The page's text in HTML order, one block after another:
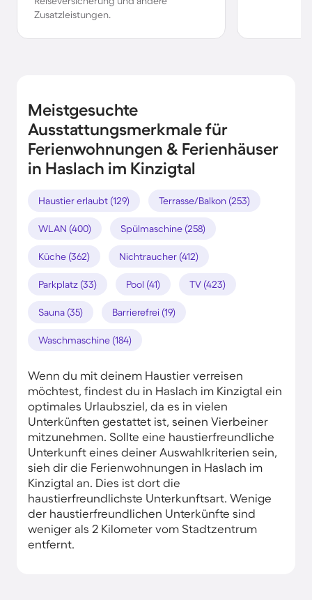
Zusatzleistungen.
Meistgesuchte
Ausstattungsmerkmale für
Ferienwohnungen & Ferienhäuser
in Haslach im Kinzigtal
Haustier erlaubt (129) Terrasse/Balkon (253)
WLAN (400) Spülmaschine (258)
Küche (362) Nichtraucher (412)
Parkplatz (33) Pool (41) TV (423)
Sauna (35) Barrierefrei (19)
Waschmaschine (184)
Wenn du mit deinem Haustier verreisen
möchtest, findest du in Haslach im Kinzigtal ein
optimales Urlaubsziel, da es in vielen
Unterkünften gestattet ist, seinen Vierbeiner
mitzunehmen. Sollte eine haustierfreundliche
Unterkunft eines deiner Auswahlkriterien sein,
sieh dir die Ferienwohnungen in Haslach im
Kinzigtal an. Dies ist dort die
haustierfreundlichste Unterkunftsart. Wenige
der haustierfreundlichen Unterkünfte sind
weniger als 2 Kilometer vom Stadtzentrum
entfernt.